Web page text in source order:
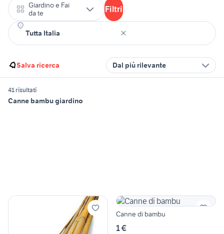
Giardino e Fai
da te
Filtri
Salva ricerca Dal più rilevante
41 risultati
Canne bambu giardino
Canne di bambu
1 €